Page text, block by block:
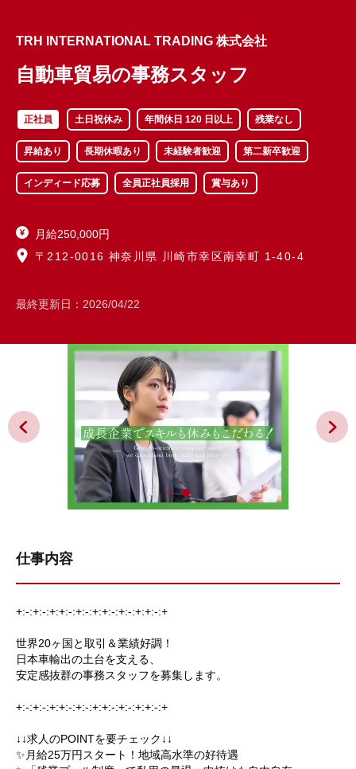
TRH INTERNATIONAL TRADING 株式会社
自動車貿易の事務スタッフ
正社員 土日祝休み 年間休日 120 日以上 残業なし
昇給あり 長期休暇あり 未経験者歓迎 第二新卒歓迎
インディード応募 全員正社員採用 賞与あり
月給250,000円
〒212-0016 神奈川県 川崎市幸区南幸町 1-40-4
最終更新日： 2026/04/22
仕事内容
+:-:+:-:+:+:-:+:-:+:+:-:+:-:+:+:-:+
世界20ヶ国と取引＆業績好調！
日本車輸出の土台を支える、
安定感抜群の事務スタッフを募集します。
+:-:+:-:+:+:-:+:-:+:+:-:+:-:+:+:-:+
↓↓求人のPOINTを要チェック↓↓
✨️月給25万円スタート！地域高水準の好待遇